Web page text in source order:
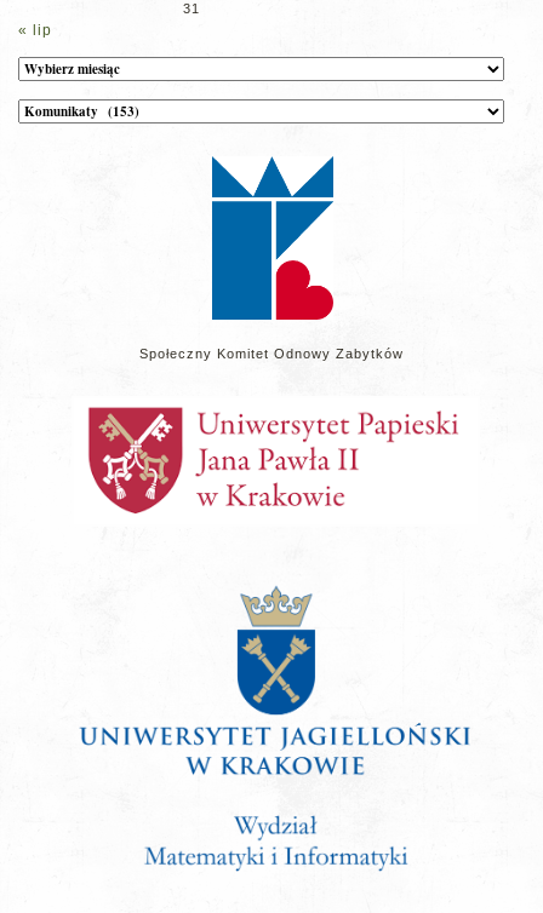
31
« lip
Archiwum
Kategorie
wpisów
Społeczny Komitet Odnowy Zabytków